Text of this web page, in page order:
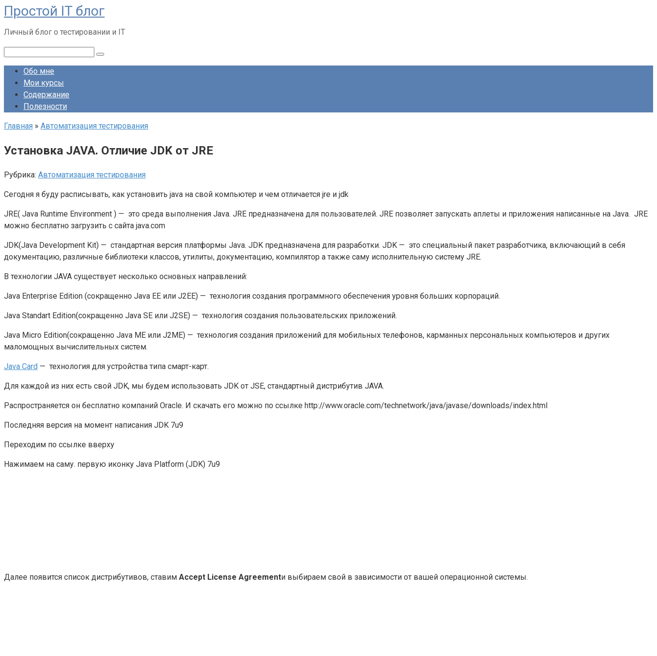
Перейти
к
контенту
Простой IT блог
Личный блог о тестировании и IT
Обо мне
Мои курсы
Содержание
Полезности
Главная » Автоматизация тестирования
Установка JAVA. Отличие JDK от JRE
Рубрика: Автоматизация тестирования
Сегодня я буду расписывать, как установить java на свой компьютер и чем отличается jre и jdk
JRE( Java Runtime Environment ) — это среда выполнения Java. JRE предназначена для пользователей. JRE позволяет запускать аплеты и приложения написанные на Java. JRE
можно бесплатно загрузить с сайта java.com
JDK(Java Development Kit) — стандартная версия платформы Java. JDK предназначена для разработки. JDK — это специальный пакет разработчика, включающий в себя
документацию, различные библиотеки классов, утилиты, документацию, компилятор а также саму исполнительную систему JRE.
В технологии JAVA существует несколько основных направлений:
Java Enterprise Edition (сокращенно Java EE или J2EE) — технология создания программного обеспечения уровня больших корпораций.
Java Standart Edition(сокращенно Java SE или J2SE) — технология создания пользовательских приложений.
Java Micro Edition(сокращенно Java ME или J2ME) — технология создания приложений для мобильных телефонов, карманных персональных компьютеров и других
маломощных вычислительных систем.
Java Card — технология для устройства типа смарт-карт.
Для каждой из них есть свой JDK, мы будем использовать JDK от JSE, стандартный дистрибутив JAVA.
Распространяется он бесплатно компаний Oracle. И скачать его можно по ссылке http://www.oracle.com/technetwork/java/javase/downloads/index.html
Последняя версия на момент написания JDK 7u9
Переходим по ссылке вверху
Нажимаем на саму. первую иконку Java Platform (JDK) 7u9
Далее появится список дистрибутивов, ставим Accept License Agreementи выбираем свой в зависимости от вашей операционной системы.